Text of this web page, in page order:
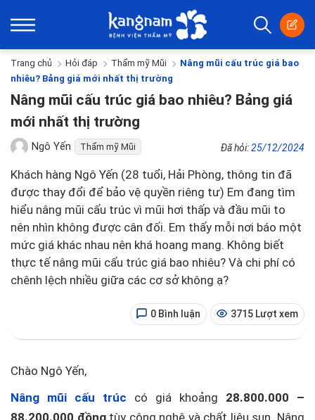
Trang chủ Hỏi đáp Thẩm mỹ Mũi
Nâng mũi cấu trúc giá bao
nhiêu? Bảng giá mới nhất thị trường
Nâng mũi cấu trúc giá bao nhiêu? Bảng giá
mới nhất thị trường
Ngô Yến Thẩm mỹ Mũi Đã hỏi:25/12/2024
Khách hàng Ngô Yến (28 tuổi, Hải Phòng, thông tin đã
được thay đổi để bảo vệ quyền riêng tư) Em đang tìm
hiểu nâng mũi cấu trúc vì mũi hơi thấp và đầu mũi to
nên nhìn không được cân đối. Em thấy mỗi nơi báo một
mức giá khác nhau nên khá hoang mang. Không biết
thực tế nâng mũi cấu trúc giá bao nhiêu? Và chi phí có
chênh lệch nhiều giữa các cơ sở không ạ?
0 Bình luận 3715 Lượt xem
Chào Ngô Yến,
Nâng mũi cấu trúc có giá khoảng 28.800.000 –
88.200.000 đồngtùy công nghệ và chất liệu sụn. Nâng